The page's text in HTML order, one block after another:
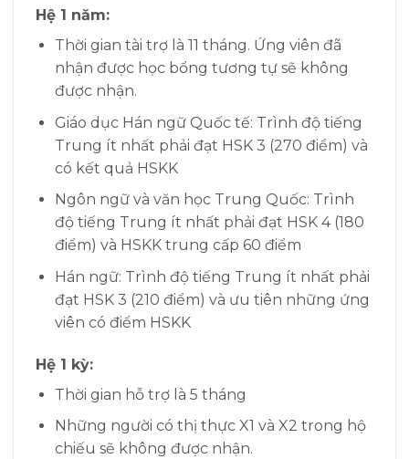
Hệ 1 năm:
Thời gian tài trợ là 11 tháng. Ứng viên đã
nhận được học bổng tương tự sẽ không
được nhận.
Giáo dục Hán ngữ Quốc tế: Trình độ tiếng
Trung ít nhất phải đạt HSK 3 (270 điểm) và
có kết quả HSKK
Ngôn ngữ và văn học Trung Quốc: Trình
độ tiếng Trung ít nhất phải đạt HSK 4 (180
điểm) và HSKK trung cấp 60 điểm
Hán ngữ: Trình độ tiếng Trung ít nhất phải
đạt HSK 3 (210 điểm) và ưu tiên những ứng
viên có điểm HSKK
Hệ 1 kỳ:
Thời gian hỗ trợ là 5 tháng
Những người có thị thực X1 và X2 trong hộ
chiếu sẽ không được nhận.